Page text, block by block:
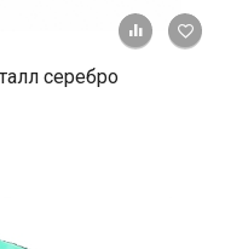
+ К
серебро